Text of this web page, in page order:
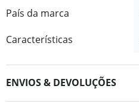
País da marca
Características
ENVIOS & DEVOLUÇÕES